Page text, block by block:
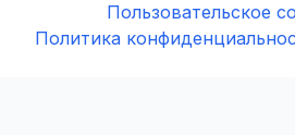
Пользовательское
Политика